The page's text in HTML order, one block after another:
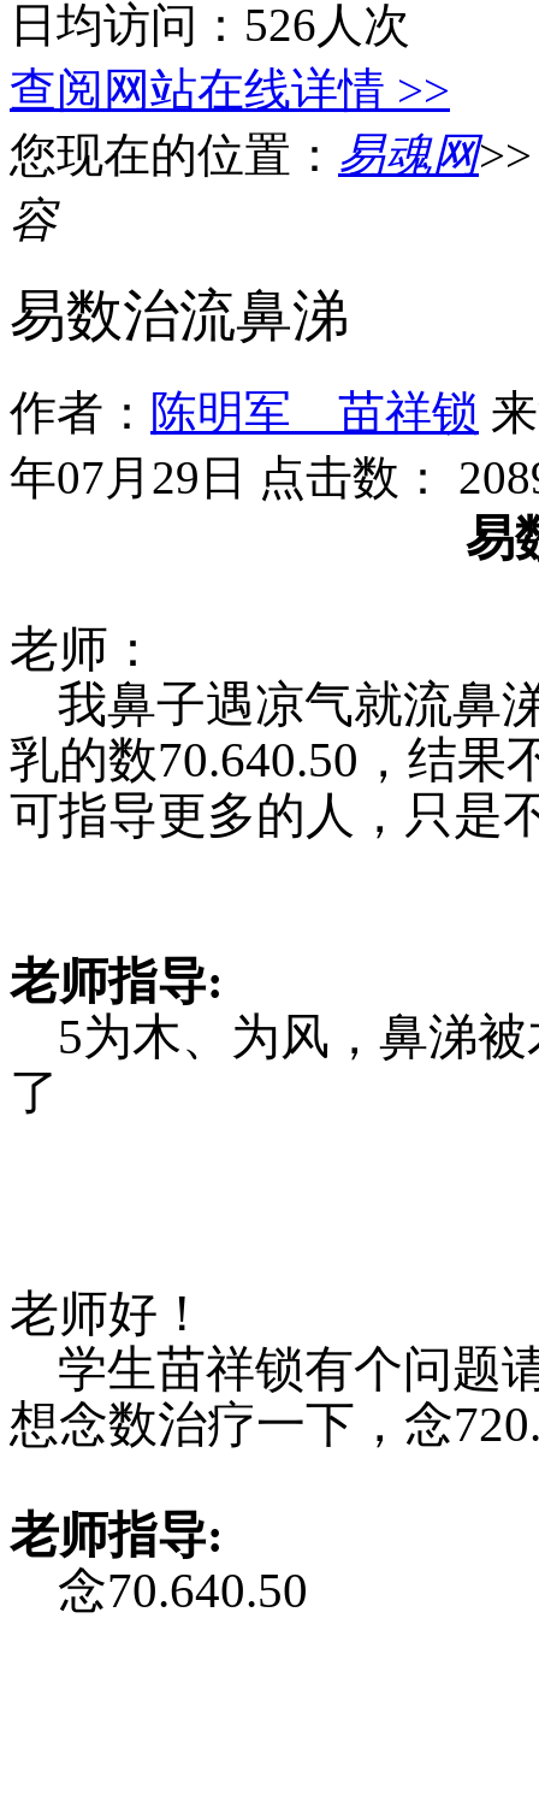
日均访问：526人次
查阅网站在线详情 >>
您现在的位置： 易魂网
容
易数治流鼻涕
作者： 陈明军 苗祥锁
年07月29日 点击数：
易
老师：
我鼻子遇凉气就流鼻
乳的数70.640.50，结果
可指导更多的人，只是
老师指导:
5为木、为风，鼻涕
了
老师好！
学生苗祥锁有个问题
想念数治疗一下 ， 念
老师指导:
念70.640.50